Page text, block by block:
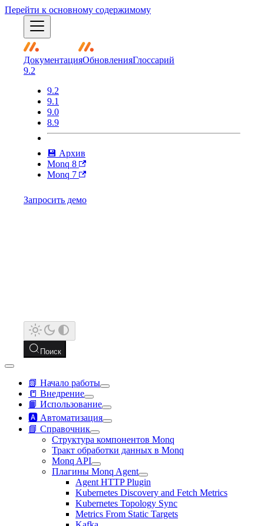
Перейти к основному содержимому
ДокументацияОбновленияГлоссарий
9.2
9.2
9.1
9.0
8.9
💾 Архив
Monq 8
Monq 7
Запросить демо
Поиск
📗 Начало работы
📒 Внедрение
📙 Использование
🅰️ Автоматизация
📘 Справочник
Структура компонентов Monq
Тракт обработки данных в Monq
Monq API
Плагины Monq Agent
Agent HTTP Plugin
Kubernetes Discovery and Fetch Metrics
Kubernetes Topology Sync
Metrics From Static Targets